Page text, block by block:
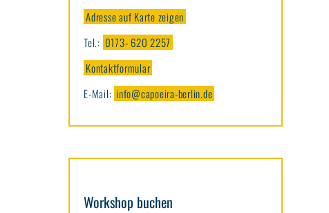
Adresse auf Karte zeigen
Tel.: 0173- 620 2257
Kontaktformular
E-Mail: info@capoeira-berlin.de
Workshop buchen